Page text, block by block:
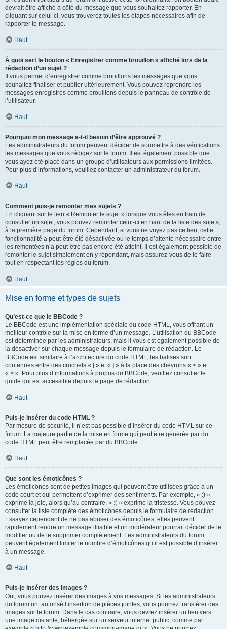
devrait être affiché à côté du message que vous souhaitez rapporter. En
cliquant sur celui-ci, vous trouverez toutes les étapes nécessaires afin de
rapporter le message.
Haut
À quoi sert le bouton « Enregistrer comme brouillon » affiché lors de la
rédaction d’un sujet ?
Il vous permet d’enregistrer comme brouillons les messages que vous
souhaitez finaliser et publier ultérieurement. Vous pouvez reprendre les
messages enregistrés comme brouillons depuis le panneau de contrôle de
l’utilisateur.
Haut
Pourquoi mon message a-t-il besoin d’être approuvé ?
Les administrateurs du forum peuvent décider de soumettre à des vérifications
les messages que vous rédigez sur le forum. Il est également possible que
vous ayez été placé dans un groupe d’utilisateurs aux permissions limitées.
Pour plus d’informations, veuillez contacter un administrateur du forum.
Haut
Comment puis-je remonter mes sujets ?
En cliquant sur le lien « Remonter le sujet » lorsque vous êtes en train de
consulter un sujet, vous pouvez remonter celui-ci en haut de la liste des sujets,
à la première page du forum. Cependant, si vous ne voyez pas ce lien, cette
fonctionnalité a peut-être été désactivée ou le temps d’attente nécessaire entre
les remontées n’a peut-être pas encore été atteint. Il est également possible de
remonter le sujet simplement en y répondant, mais assurez-vous de le faire
tout en respectant les règles du forum.
Haut
Mise en forme et types de sujets
Qu’est-ce que le BBCode ?
Le BBCode est une implémentation spéciale du code HTML, vous offrant un
meilleur contrôle sur la mise en forme d’un message. L’utilisation du BBCode
est déterminée par les administrateurs, mais il vous est également possible de
la désactiver sur chaque message depuis le formulaire de rédaction. Le
BBCode est similaire à l’architecture du code HTML, les balises sont
contenues entre des crochets « [ » et « ] » à la place des chevrons « < » et
« > ». Pour plus d’informations à propos du BBCode, veuillez consulter le
guide qui est accessible depuis la page de rédaction.
Haut
Puis-je insérer du code HTML ?
Par mesure de sécurité, il n’est pas possible d’insérer du code HTML sur ce
forum. La majeure partie de la mise en forme qui peut être générée par du
code HTML peut être remplacée par du BBCode.
Haut
Que sont les émoticônes ?
Les émoticônes sont de petites images qui peuvent être utilisées grâce à un
code court et qui permettent d’exprimer des sentiments. Par exemple, « :) »
exprime la joie, alors qu’au contraire, « :( » exprime la tristesse. Vous pouvez
consulter la liste complète des émoticônes depuis le formulaire de rédaction.
Essayez cependant de ne pas abuser des émoticônes, elles peuvent
rapidement rendre un message illisible et un modérateur pourrait décider de le
modifier ou de le supprimer complètement. Les administrateurs du forum
peuvent également limiter le nombre d’émoticônes qu’il est possible d’insérer
à un message.
Haut
Puis-je insérer des images ?
Oui, vous pouvez insérer des images à vos messages. Si les administrateurs
du forum ont autorisé l’insertion de pièces jointes, vous pourrez transférer des
images sur le forum. Dans le cas contraire, vous devrez insérer un lien vers
une image distante, hébergée sur un serveur internet public, comme par